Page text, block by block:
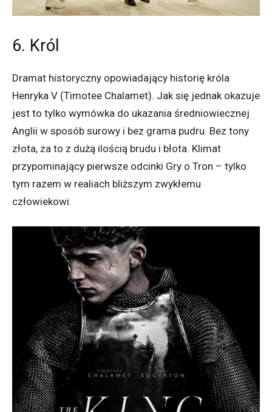
6. Król
Dramat historyczny opowiadający historię króla
Henryka V (Timotee Chalamet). Jak się jednak okazuje
jest to tylko wymówka do ukazania średniowiecznej
Anglii w sposób surowy i bez grama pudru. Bez tony
złota, za to z dużą ilością brudu i błota. Klimat
przypominający pierwsze odcinki Gry o Tron – tylko
tym razem w realiach bliższym zwykłemu
człowiekowi.